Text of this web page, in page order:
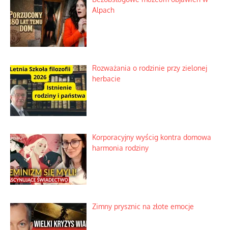
Alpach
Rozważania o rodzinie przy zielonej
herbacie
Korporacyjny wyścig kontra domowa
harmonia rodziny
Zimny prysznic na złote emocje